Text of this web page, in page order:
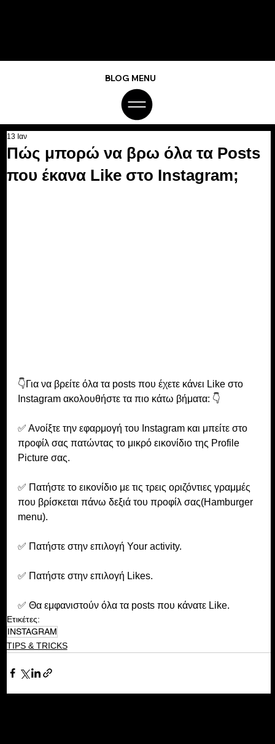
BLOG MENU
Πώς μπορώ να βρω όλα τα Posts
που έκανα Like στο Instagram;
13 Ιαν
👇Για να βρείτε όλα τα posts που έχετε κάνει Like στο
Instagram ακολουθήστε τα πιο κάτω βήματα: 👇
✅ Ανοίξτε την εφαρμογή του Instagram και μπείτε στο
προφίλ σας πατώντας το μικρό εικονίδιο της Profile
Picture σας.
✅ Πατήστε το εικονίδιο με τις τρεις οριζόντιες γραμμές
που βρίσκεται πάνω δεξιά του προφίλ σας(Hamburger
menu).
✅ Πατήστε στην επιλογή Your activity.
✅ Πατήστε στην επιλογή Likes.
✅ Θα εμφανιστούν όλα τα posts που κάνατε Like.
Ετικέτες:
INSTAGRAM
TIPS & TRICKS